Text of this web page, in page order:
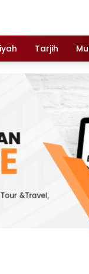
Tarjih